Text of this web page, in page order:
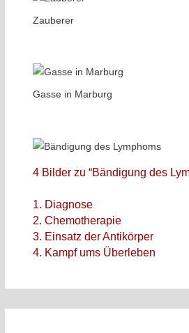
Zauberer
Gasse in Marburg
4 Bilder zu “Bändigung des
1. Diagnose
2. Chemotherapie
3. Einsatz der Antikörper
4. Kampf ums Überleben